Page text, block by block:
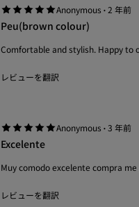
Anonymous ·2 年前
Peu(brown colour)
Comfortable and stylish. Happy to
レビューを翻訳
Anonymous ·3 年前
Excelente
Muy comodo excelente compra
レビューを翻訳